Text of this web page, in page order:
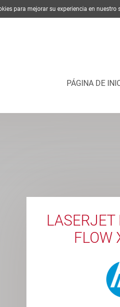
PÁGINA DE
LASERJET
FLOW
para mejorar su experiencia en